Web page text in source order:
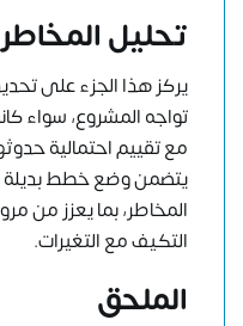
تحليل المخاطر
يركز هذا الجزء على
تواجه المشروع، سواء
مع تقييم احتمالية
يتضمن وضع خطط بديلة
المخاطر، بما يعزز من
التكيف مع التغيرات.
الملحق